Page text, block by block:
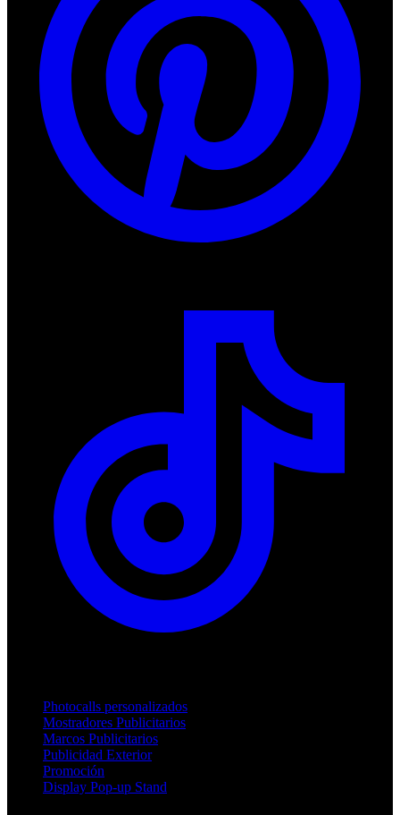
Photocalls personalizados
Mostradores Publicitarios
Marcos Publicitarios
Publicidad Exterior
Promoción
Display Pop-up Stand